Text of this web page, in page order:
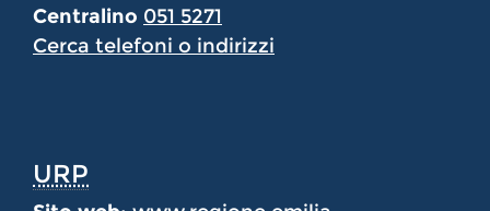
Centralino 051 5271
Cerca telefoni o indirizzi
URP